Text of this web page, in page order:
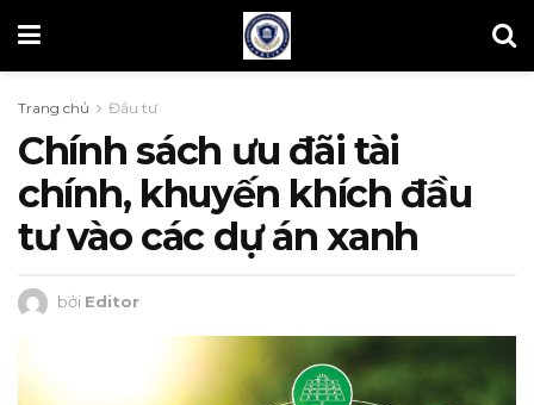
Trang chủ Đầu tư
Chính sách ưu đãi tài
chính, khuyến khích đầu
tư vào các dự án xanh
bởi Editor